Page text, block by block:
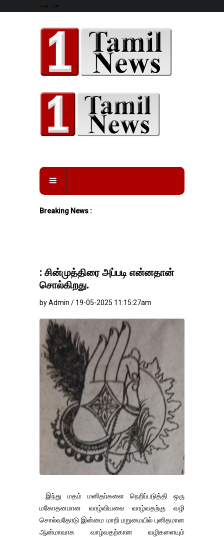
--> -->
Breaking News :
: சின்முத்திரை அப்படி என்னதான்
சொல்கிறது.
by Admin / 19-05-2025 11:15:27am
இந்து மதம் மனிதர்களை நெறிப்படுத்தி ஒரு
மகோதனமான வாழ்வியலை வாழ்வதற்கு வழி
சொல்வதோடு இன்மை மாறி மறுமையில் புனிதமான
ஆன்மாவாக வாழ்வதற்கான வழிகளையும்